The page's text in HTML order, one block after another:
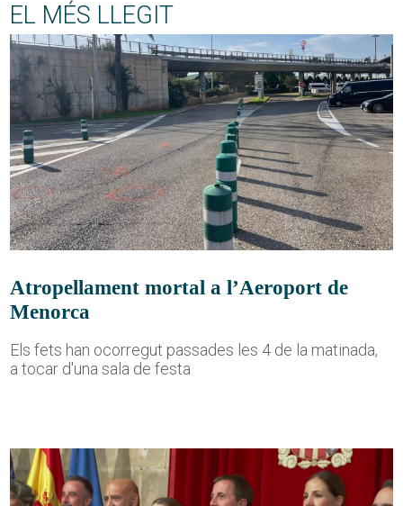
EL MÉS LLEGIT
Atropellament mortal a l’Aeroport de
Menorca
Els fets han ocorregut passades les 4 de la matinada,
a tocar d'una sala de festa